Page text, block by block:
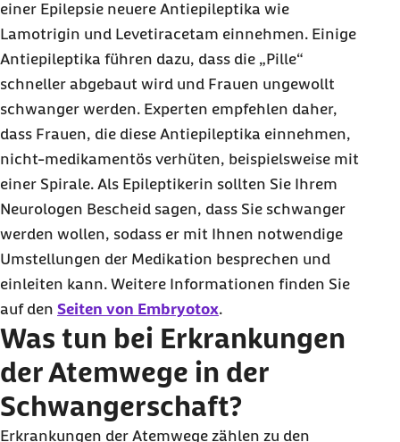
einer Epilepsie neuere Antiepileptika wie
Lamotrigin und Levetiracetam einnehmen. Einige
Antiepileptika führen dazu, dass die „Pille“
schneller abgebaut wird und Frauen ungewollt
schwanger werden. Experten empfehlen daher,
dass Frauen, die diese Antiepileptika einnehmen,
nicht-medikamentös verhüten, beispielsweise mit
einer Spirale. Als Epileptikerin sollten Sie Ihrem
Neurologen Bescheid sagen, dass Sie schwanger
werden wollen, sodass er mit Ihnen notwendige
Umstellungen der Medikation besprechen und
einleiten kann. Weitere Informationen finden Sie
auf den Seiten von Embryotox.
Was tun bei Erkrankungen
der Atemwege in der
Schwangerschaft?
Erkrankungen der Atemwege zählen zu den